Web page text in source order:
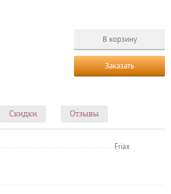
Заказать
Скидки Отзывы
Friax